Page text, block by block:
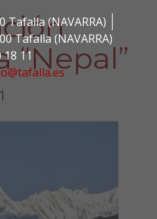
Tafalla (NAVARRA)
Tafalla (NAVARRA)
11